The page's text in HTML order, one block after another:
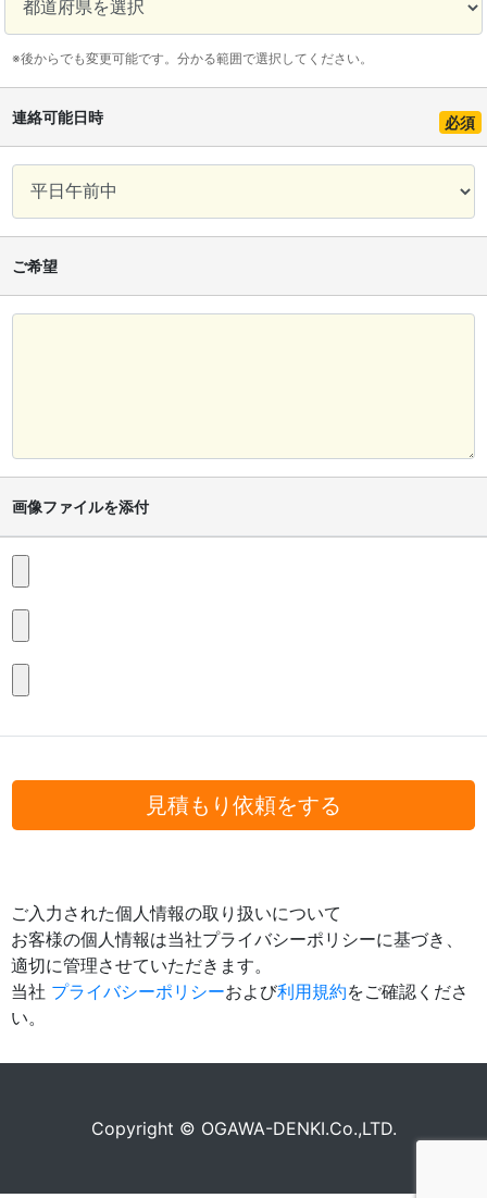
※後からでも変更可能です。分かる範囲で選択してください。
連絡可能日時 必須
ご希望
画像ファイルを添付
見積もり依頼をする
ご入力された個人情報の取り扱いについて
お客様の個人情報は当社プライバシーポリシーに基づき、
適切に管理させていただきます。
当社 プライバシーポリシーおよび利用規約をご確認くださ
い。
Copyright © OGAWA-DENKI.Co.,LTD.